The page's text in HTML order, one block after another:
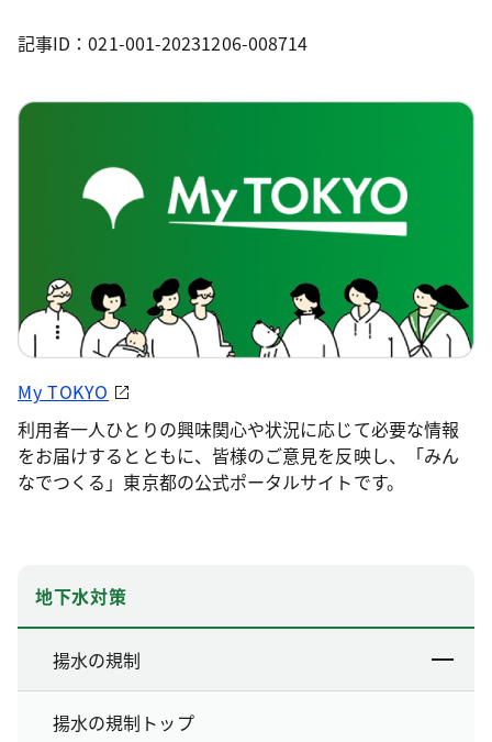
記事ID：021-001-20231206-008714
My TOKYO
利用者一人ひとりの興味関心や状況に応じて必要な情報
をお届けするとともに、皆様のご意見を反映し、「みん
なでつくる」東京都の公式ポータルサイトです。
地下水対策
揚水の規制
揚水の規制トップ